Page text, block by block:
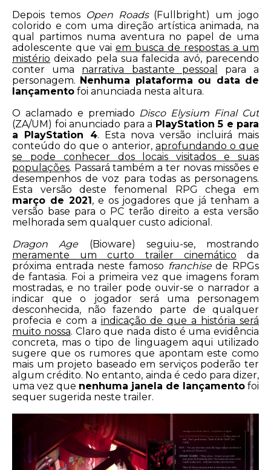
Depois temos Open Roads(Fullbright) um jogo
colorido e com uma direção artística animada, na
qual partimos numa aventura no papel de uma
adolescente que vai em busca de respostas a um
mistério deixado pela sua falecida avó, parecendo
conter uma narrativa bastante pessoal
para a
personagem. Nenhuma plataforma ou data de
lançamento foi anunciada nesta altura.
O aclamado e premiado Disco Elysium Final Cut
(ZA/UM) foi anunciado para a PlayStation 5 e para
a PlayStation 4. Esta nova versão incluirá mais
conteúdo do que o anterior, aprofundando o que
se pode conhecer dos locais visitados e suas
populações. Passará também a ter novas missões e
desempenhos de voz para todas as personagens.
Esta versão deste fenomenal RPG chega em
março de 2021, e os jogadores que já tenham a
versão base para o PC terão direito a esta versão
melhorada sem qualquer custo adicional.
Dragon Age(Bioware) seguiu-se, mostrando
meramente um curto trailer cinemático da
próxima entrada neste famoso franchisede RPGs
de fantasia. Foi a primeira vez que imagens foram
mostradas, e no trailer pode ouvir-se o narrador a
indicar que o jogador será uma personagem
desconhecida, não fazendo parte de qualquer
profecia e com a indicação de que a história será
muito nossa. Claro que nada disto é uma evidência
concreta, mas o tipo de linguagem aqui utilizado
sugere que os rumores que apontam este como
mais um projeto baseado em serviços poderão ter
algum crédito. No entanto, ainda é cedo para dizer,
uma vez que nenhuma janela de lançamento foi
sequer sugerida neste trailer.